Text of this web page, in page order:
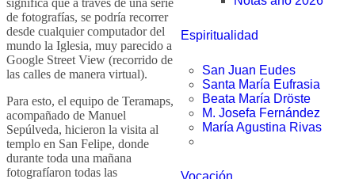
Espiritualidad
San Juan Eudes
Santa María Eufrasia
Beata María Dröste
M. Josefa Fernández
María Agustina Rivas
Vocación
de fotografías, se podría recorrer
desde cualquier computador del
mundo la Iglesia, muy parecido a
Google Street View (recorrido de
las calles de manera virtual).
Para esto, el equipo de Teramaps,
acompañado de Manuel
Sepúlveda, hicieron la visita al
templo en San Felipe, donde
durante toda una mañana
fotografíaron todas las